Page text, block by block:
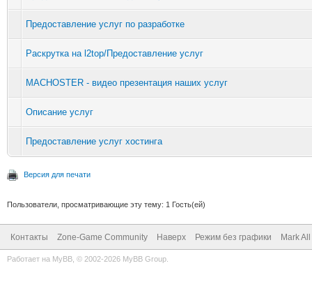
Предоставление услуг по разработке
Раскрутка на l2top/Предоставление услуг
MACHOSTER - видео презентация наших услуг
Описание услуг
Предоставление услуг хостинга
Версия для печати
Пользователи, просматривающие эту тему: 1 Гость(ей)
Контакты Zone-Game Community Наверх Режим без графики Mark
Работает на MyBB , © 2002-2026 MyBB Group